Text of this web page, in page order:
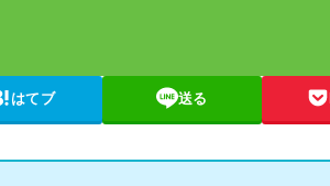
はてブ 送る